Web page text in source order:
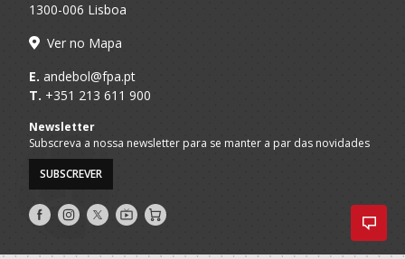
1300-006 Lisboa
Ver no Mapa
E. andebol@fpa.pt
T. +351 213 611 900
Newsletter
Subscreva a nossa newsletter para se manter a par das novidades
SUBSCREVER
Siga-
nos
no
Siga-
nos
no
Siga-
nos
no
AndebolTV
Loja